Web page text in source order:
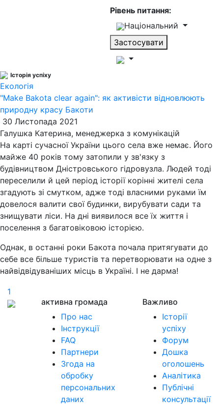
Рівень питання:
Національний
Застосувати
Історія успіху
Екологія
"Make Bakota clear again": як активісти відновлюють
природну красу Бакоти
30 Листопада 2021
Галушка Катерина, менеджерка з комунікацій
На карті сучасної України цього села вже немає. Його
майже 40 років тому затопили у зв'язку з
будівництвом Дністровського гідровузла. Людей тоді
переселили й цей період історії корінні жителі села
згадують зі смутком, адже тоді власними руками їм
довелося валити свої будинки, вирубувати сади та
знищувати ліси. На дні виявилося все їх життя і
поселення з багатовіковою історією.
Однак, в останні роки Бакота почала притягувати до
себе все більше туристів та перетворювати на одне з
найвідвідуваніших місць в Україні. І не дарма!
1
активна громада
Про нас
Інструкції
FAQ
Партнери
Згода на
обробку
персональних
даних
Важливо
Історії
успіху
Форум
Дошка
оголошень
Аналітика
Публічні
консультації